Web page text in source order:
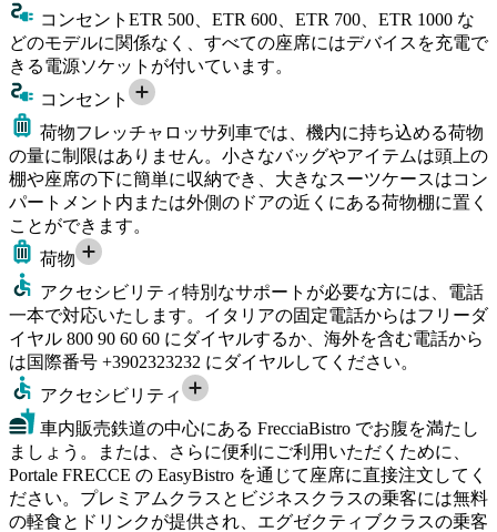
コンセント ETR 500、ETR 600、ETR 700、ETR 1000 な
どのモデルに関係なく、すべての座席にはデバイスを充電で
きる電源ソケットが付いています。
コンセント
荷物フレッチャロッサ列車では、機内に持ち込める荷物
の量に制限はありません。小さなバッグやアイテムは頭上の
棚や座席の下に簡単に収納でき、大きなスーツケースはコン
パートメント内または外側のドアの近くにある荷物棚に置く
ことができます。
荷物
アクセシビリティ特別なサポートが必要な方には、電話
一本で対応いたします。イタリアの固定電話からはフリーダ
イヤル 800 90 60 60 にダイヤルするか、海外を含む電話から
は国際番号 +3902323232 にダイヤルしてください。
アクセシビリティ
車内販売鉄道の中心にある FrecciaBistro でお腹を満たし
ましょう。または、さらに便利にご利用いただくために、
Portale FRECCE の EasyBistro を通じて座席に直接注文してく
ださい。プレミアムクラスとビジネスクラスの乗客には無料
の軽食とドリンクが提供され、エグゼクティブクラスの乗客